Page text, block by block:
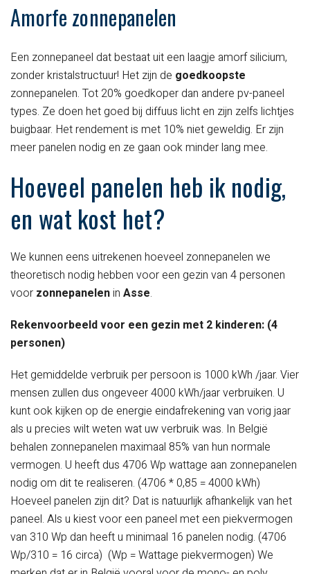
Amorfe zonnepanelen
Een zonnepaneel dat bestaat uit een laagje amorf silicium,
zonder kristalstructuur! Het zijn de goedkoopste
zonnepanelen. Tot 20% goedkoper dan andere pv-paneel
types. Ze doen het goed bij diffuus licht en zijn zelfs lichtjes
buigbaar. Het rendement is met 10% niet geweldig. Er zijn
meer panelen nodig en ze gaan ook minder lang mee.
Hoeveel panelen heb ik nodig,
en wat kost het?
We kunnen eens uitrekenen hoeveel zonnepanelen we
theoretisch nodig hebben voor een gezin van 4 personen
voor zonnepanelenin Asse.
Rekenvoorbeeld voor een gezin met 2 kinderen: (4
personen)
Het gemiddelde verbruik per persoon is 1000 kWh /jaar. Vier
mensen zullen dus ongeveer 4000 kWh/jaar verbruiken. U
kunt ook kijken op de energie eindafrekening van vorig jaar
als u precies wilt weten wat uw verbruik was. In België
behalen zonnepanelen maximaal 85% van hun normale
vermogen. U heeft dus 4706 Wp wattage aan zonnepanelen
nodig om dit te realiseren. (4706 * 0,85 = 4000 kWh)
Hoeveel panelen zijn dit? Dat is natuurlijk afhankelijk van het
paneel. Als u kiest voor een paneel met een piekvermogen
van 310 Wp dan heeft u minimaal 16 panelen nodig. (4706
Wp/310 = 16 circa) (Wp = Wattage piekvermogen) We